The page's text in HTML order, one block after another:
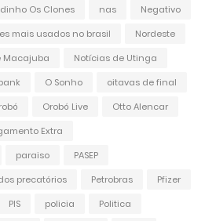
Os Clones nas
Negativo
mais usados no brasil
Nordeste
Macajuba
Notícias de Utinga
O Sonho
oitavas de final
Orobó Live
Otto Alencar
Extra
paraiso
PASEP
precatórios Petrobras
Pfizer
PIS policia
Politica